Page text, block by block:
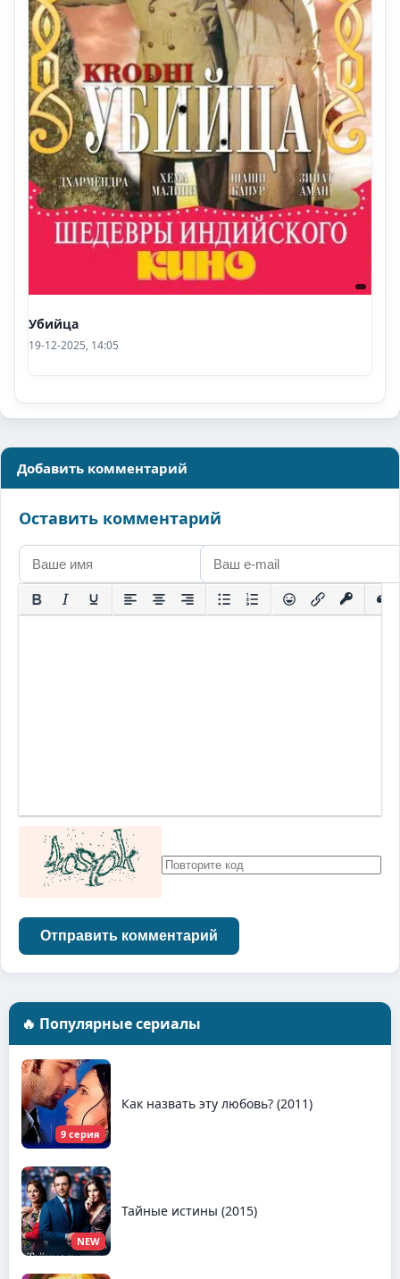
Убийца
19-12-2025, 14:05
Добавить комментарий
Оставить комментарий
Отправить комментарий
🔥 Популярные сериалы
9 серия
Как назвать эту любовь? (2011)
NEW
Тайные истины (2015)